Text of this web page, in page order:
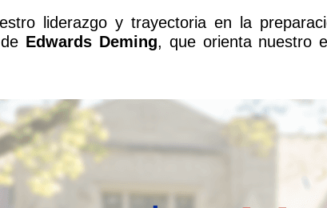
liderazgo y trayectoria en la
Edwards Deming, que orienta nuestro